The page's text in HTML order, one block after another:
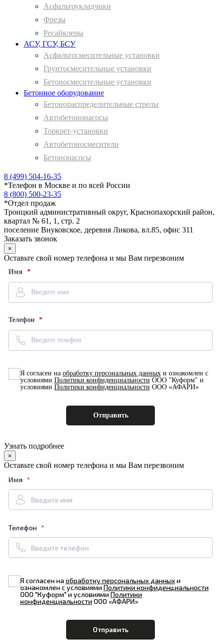
Асфальтоукладчики
Фрезы
Ресайклеры
АСУ, ГСУ, БСУ
Асфальтосмесительные установки
Грунтосмесительные установки
Бетоносмесительные установки
Бетонное оборудование
Бетонораспределительные стрелы
Автобетононасосы
Торкрет-установки
Автобетоносмесители
Бетононасосы
8 (499) 504-16-35
*Телефон в Москве и по всей России
8 (800) 500-23-35
*Отдел продаж
Троицкий административный округ, Краснопахорский район,
квартал № 61, 1, стр. 2
поселение Внуковское, деревня Ликова, вл.85, офис 311
Заказать звонок
×
Оставьте свой номер телефона и мы Вам перезвоним
Имя
Телефон
Я согласен на обработку персональных данныхи ознакомлен с
условиями Политики конфиденциальности ООО "Куформ" и
условиями Политики конфиденциальности ООО «АФАРИ»
Узнать подробнее
×
Оставьте свой номер телефона и мы Вам перезвоним
Имя
Телефон
Я согласен наобработку персональных данныхи
ознакомлен с условиямиПолитики конфиденциальности
ООО "Куформ" и условиямиПолитики
конфиденциальностиООО «АФАРИ»